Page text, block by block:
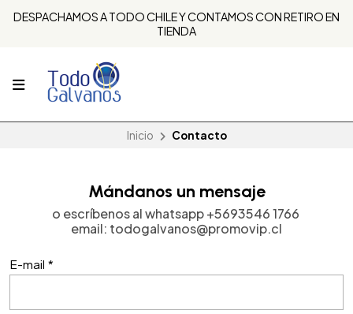
DESPACHAMOS A TODO CHILE Y CONTAMOS CON RETIRO EN
TIENDA
Inicio Contacto
Mándanos un mensaje
o escríbenos al whatsapp+5693546 1766
email: todogalvanos@promovip.cl
E-mail *